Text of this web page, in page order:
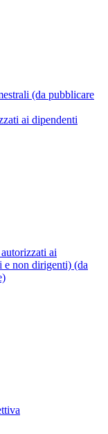
(da pubblicare
ai dipendenti
ai
e non dirigenti) (da